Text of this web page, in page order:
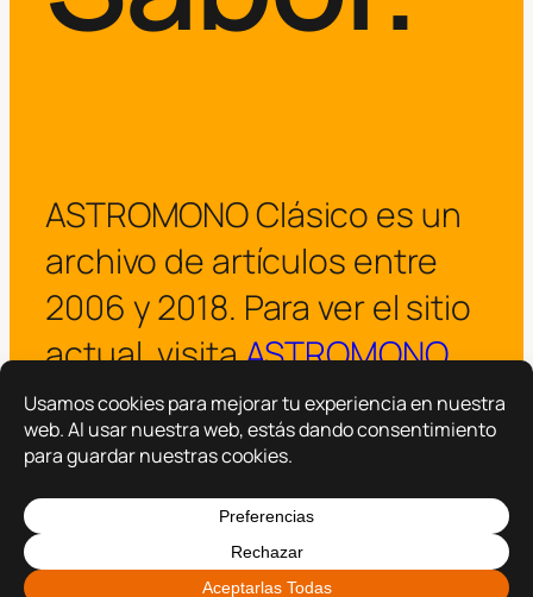
ASTROMONO Clásico es un
archivo de artículos entre
2006 y 2018. Para ver el sitio
actual, visitaASTROMONO.
¡Visitar ASTROMONO ya!
Copyright © 2025 –ASTROMONO Hazlo por familia.
Política de cookies